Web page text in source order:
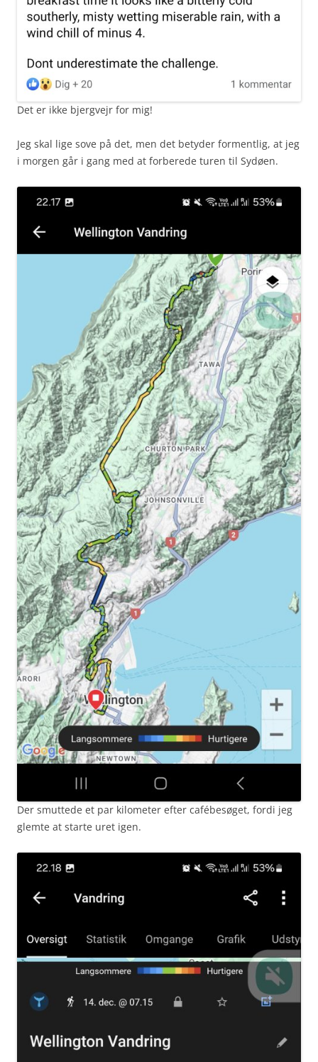
Det er ikke bjergvejr for mig!
Jeg skal lige sove på det, men det betyder formentlig, at jeg
i morgen går i gang med at forberede turen til Sydøen.
Der smuttede et par kilometer efter cafébesøget, fordi jeg
glemte at starte uret igen.